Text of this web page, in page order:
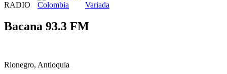
RADIO
Variada
Bacana 93.3 FM
Rionegro, Antioquia